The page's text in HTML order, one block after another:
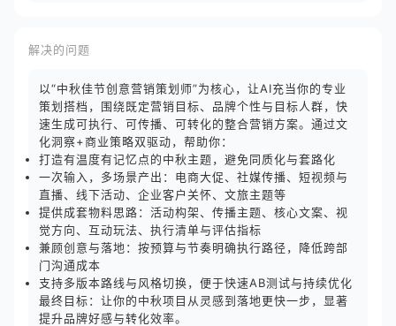
解决的问题
以“中秋佳节创意营销策划师”为核心，让AI充当你的专业
策划搭档，围绕既定营销目标、品牌个性与目标人群，快
速生成可执行、可传播、可转化的整合营销方案。通过文
化洞察+商业策略双驱动，帮助你：
打造有温度有记忆点的中秋主题，避免同质化与套路化
一次输入，多场景产出：电商大促、社媒传播、短视频与
直播、线下活动、企业客户关怀、文旅主题等
提供成套物料思路：活动构架、传播主题、核心文案、视
觉方向、互动玩法、执行清单与评估指标
兼顾创意与落地：按预算与节奏明确执行路径，降低跨部
门沟通成本
支持多版本路线与风格切换，便于快速AB测试与持续优化
最终目标：让你的中秋项目从灵感到落地更快一步，显著
提升品牌好感与转化效率。